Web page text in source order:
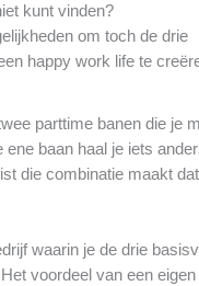
kunt vinden?
om toch de drie
happy work life te
parttime banen die je
ene baan haal je iets
die combinatie maakt
waarin je de drie
voordeel van een